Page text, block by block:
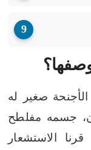
صغير له
جسمه مفلطح
الاستشعار